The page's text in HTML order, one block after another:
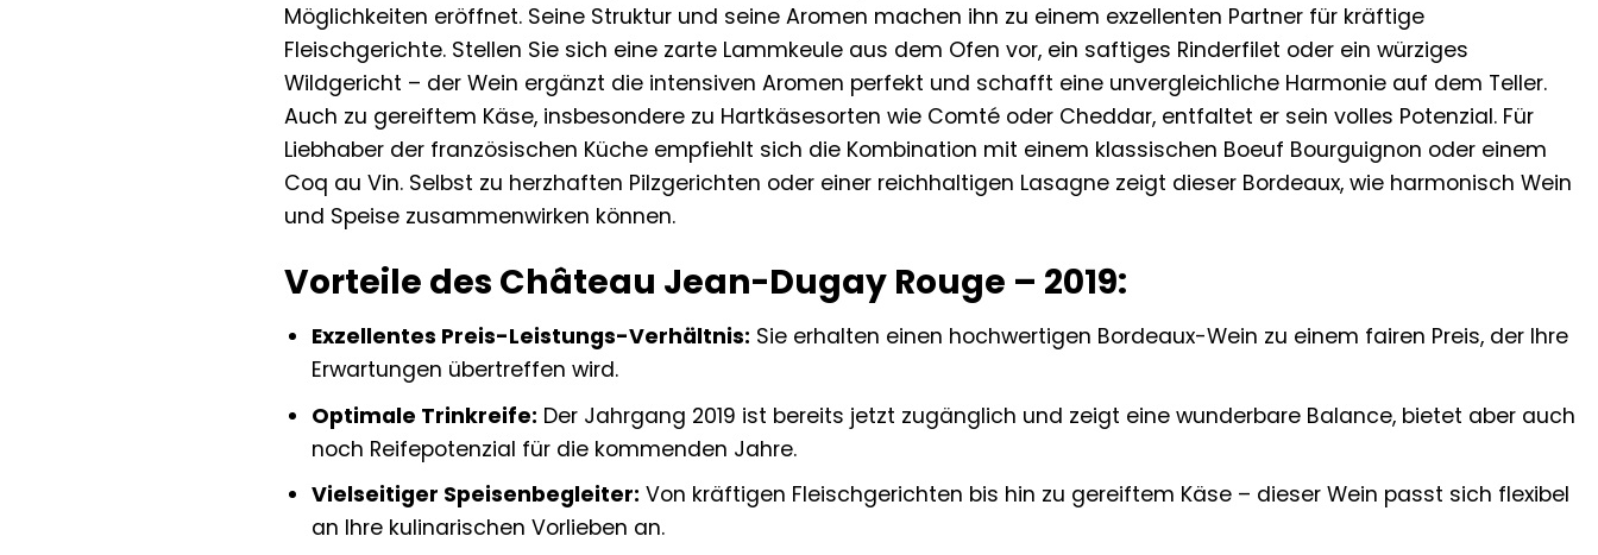
Möglichkeiten eröffnet. Seine Struktur und seine Aromen machen ihn zu einem exzellenten Partner für kräftige
Fleischgerichte. Stellen Sie sich eine zarte Lammkeule aus dem Ofen vor, ein saftiges Rinderfilet oder ein würziges
Wildgericht – der Wein ergänzt die intensiven Aromen perfekt und schafft eine unvergleichliche Harmonie auf dem Teller.
Auch zu gereiftem Käse, insbesondere zu Hartkäsesorten wie Comté oder Cheddar, entfaltet er sein volles Potenzial. Für
Liebhaber der französischen Küche empfiehlt sich die Kombination mit einem klassischen Boeuf Bourguignon oder einem
Coq au Vin. Selbst zu herzhaften Pilzgerichten oder einer reichhaltigen Lasagne zeigt dieser Bordeaux, wie harmonisch Wein
und Speise zusammenwirken können.
Vorteile des Château Jean-Dugay Rouge – 2019:
Exzellentes Preis-Leistungs-Verhältnis: Sie erhalten einen hochwertigen Bordeaux-Wein zu einem fairen Preis, der Ihre
Erwartungen übertreffen wird.
Optimale Trinkreife: Der Jahrgang 2019 ist bereits jetzt zugänglich und zeigt eine wunderbare Balance, bietet aber auch
noch Reifepotenzial für die kommenden Jahre.
Vielseitiger Speisenbegleiter: Von kräftigen Fleischgerichten bis hin zu gereiftem Käse – dieser Wein passt sich flexibel
an Ihre kulinarischen Vorlieben an.